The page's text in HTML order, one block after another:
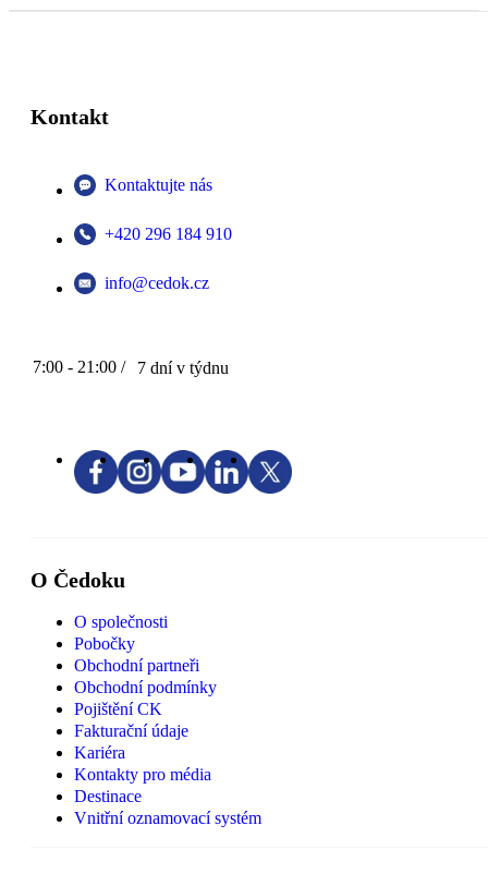
Kontakt
Kontaktujte nás
+420 296 184 910
info@cedok.cz
7:00 - 21:00 / 7 dní v týdnu
O Čedoku
O společnosti
Pobočky
Obchodní partneři
Obchodní podmínky
Pojištění CK
Fakturační údaje
Kariéra
Kontakty pro média
Destinace
Vnitřní oznamovací systém